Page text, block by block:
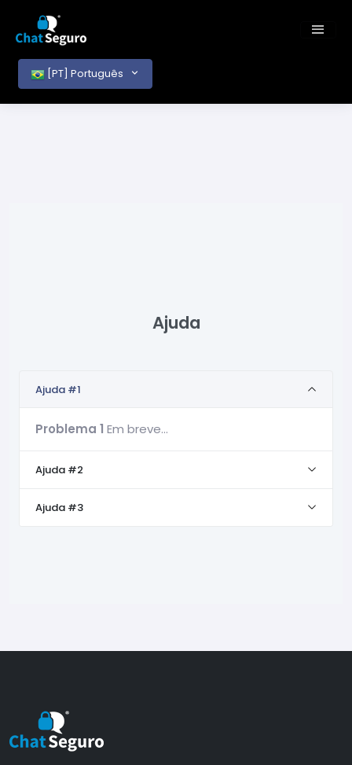
[PT] Português
Ajuda
Ajuda #1
Problema 1 Em breve...
Ajuda #2
Ajuda #3